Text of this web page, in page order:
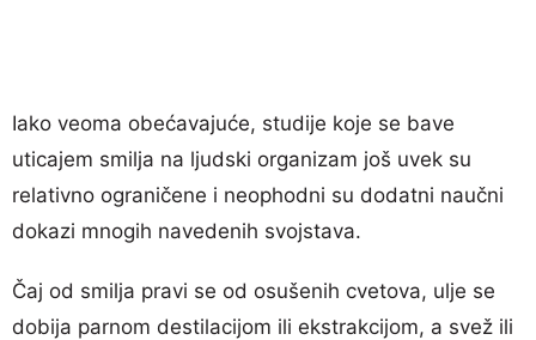
Iako veoma obećavajuće, studije koje se bave
uticajem smilja na ljudski organizam još uvek su
relativno ograničene i neophodni su dodatni naučni
dokazi mnogih navedenih svojstava.
Čaj od smilja pravi se od osušenih cvetova, ulje se
dobija parnom destilacijom ili ekstrakcijom, a svež ili